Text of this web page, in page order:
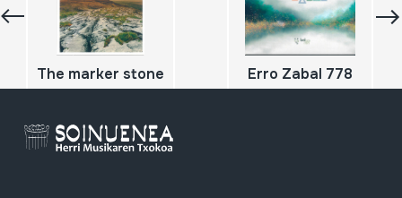
The marker stone Erro Zabal 778